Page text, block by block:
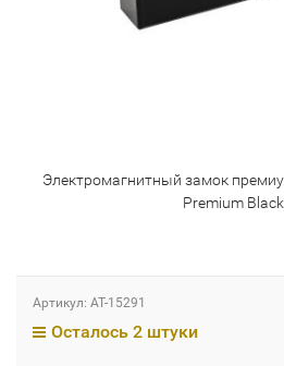
Электромагнитный замок
Premium
Артикул: AT-15291
Осталось 2 штуки